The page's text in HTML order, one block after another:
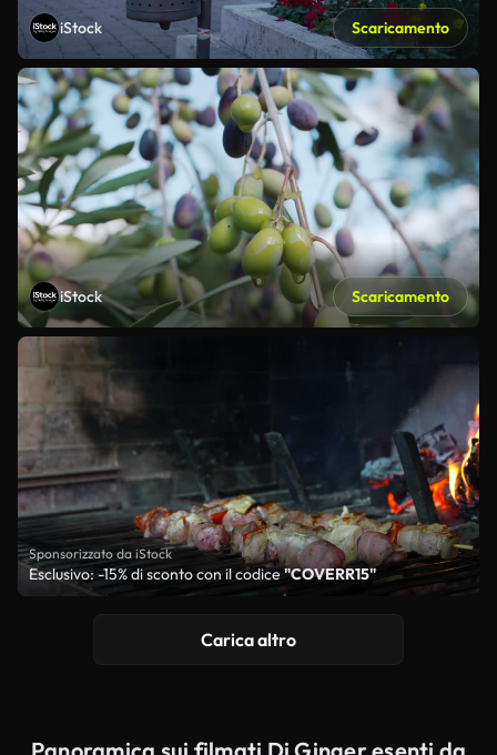
iStock Scaricamento
iStock Scaricamento
Sponsorizzato da iStock
Esclusivo: -15% di sconto con il codice"COVERR15"
Carica altro